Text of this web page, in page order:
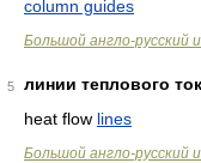
column guides
Большой англо-русский
5
линии теплового
heat flow lines
Большой англо-русский